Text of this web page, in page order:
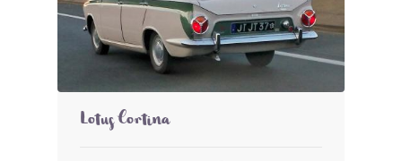
Lotus Cortina